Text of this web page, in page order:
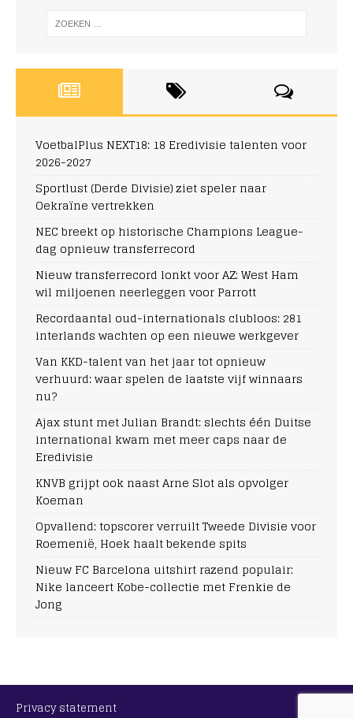
VoetbalPlus NEXT18: 18 Eredivisie talenten voor
2026-2027
Sportlust (Derde Divisie) ziet speler naar
Oekraïne vertrekken
NEC breekt op historische Champions League-
dag opnieuw transferrecord
Nieuw transferrecord lonkt voor AZ: West Ham
wil miljoenen neerleggen voor Parrott
Recordaantal oud-internationals clubloos: 281
interlands wachten op een nieuwe werkgever
Van KKD-talent van het jaar tot opnieuw
verhuurd: waar spelen de laatste vijf winnaars
nu?
Ajax stunt met Julian Brandt: slechts één Duitse
international kwam met meer caps naar de
Eredivisie
KNVB grijpt ook naast Arne Slot als opvolger
Koeman
Opvallend: topscorer verruilt Tweede Divisie voor
Roemenië, Hoek haalt bekende spits
Nieuw FC Barcelona uitshirt razend populair:
Nike lanceert Kobe-collectie met Frenkie de
Jong
Privacy statement